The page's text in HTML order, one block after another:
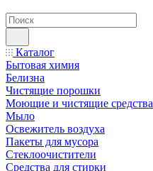
Каталог
Бытовая химия
Белизна
Чистящие порошки
Моющие и чистящие средства
Мыло
Освежитель воздуха
Пакеты для мусора
Стеклоочистители
Средства для стирки